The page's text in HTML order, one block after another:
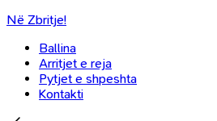
Në Zbritje!
Ballina
Arritjet e reja
Pytjet e shpeshta
Kontakti